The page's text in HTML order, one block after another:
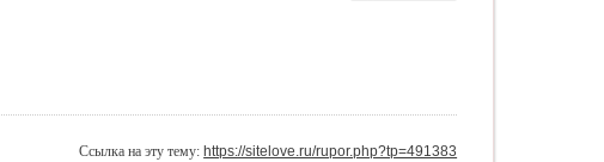
Ссылка на эту тему: https://sitelove.ru/rupor.php?tp=491383